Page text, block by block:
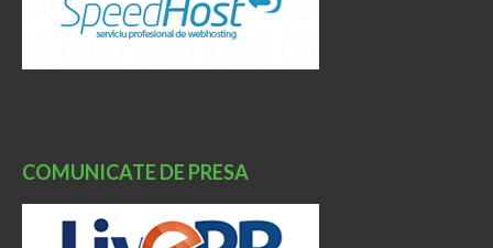
COMUNICATE DE PRESA